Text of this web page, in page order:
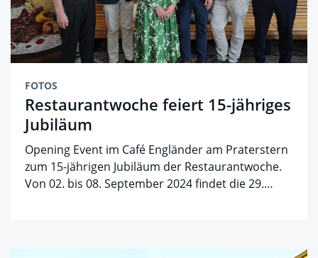
FOTOS
Restaurantwoche feiert 15-jähriges
Jubiläum
Opening Event im Café Engländer am Praterstern
zum 15-jährigen Jubiläum der Restaurantwoche.
Von 02. bis 08. September 2024 findet die 29.…